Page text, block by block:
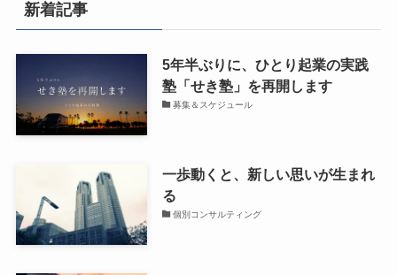
新着記事
5年半ぶりに、ひとり起業の実践
塾「せき塾」を再開します
募集＆スケジュール
一歩動くと、新しい思いが生まれ
る
個別コンサルティング